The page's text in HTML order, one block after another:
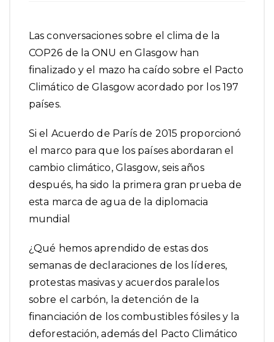
Las conversaciones sobre el clima de la
COP26 de la ONU en Glasgow han
finalizado y el mazo ha caído sobre el Pacto
Climático de Glasgow acordado por los 197
países.
Si el Acuerdo de París de 2015 proporcionó
el marco para que los países abordaran el
cambio climático, Glasgow, seis años
después, ha sido la primera gran prueba de
esta marca de agua de la diplomacia
mundial
¿Qué hemos aprendido de estas dos
semanas de declaraciones de los líderes,
protestas masivas y acuerdos paralelos
sobre el carbón, la detención de la
financiación de los combustibles fósiles y la
deforestación, además del
Pacto Climático